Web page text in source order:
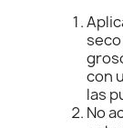
con
las
No